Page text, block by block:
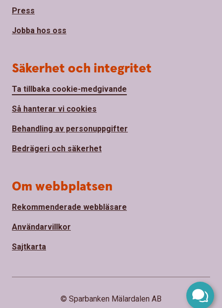
Press
Jobba hos oss
Säkerhet och integritet
Ta tillbaka cookie-medgivande
Så hanterar vi cookies
Behandling av personuppgifter
Bedrägeri och säkerhet
Om webbplatsen
Rekommenderade webbläsare
Användarvillkor
Sajtkarta
© Sparbanken Mälardalen AB